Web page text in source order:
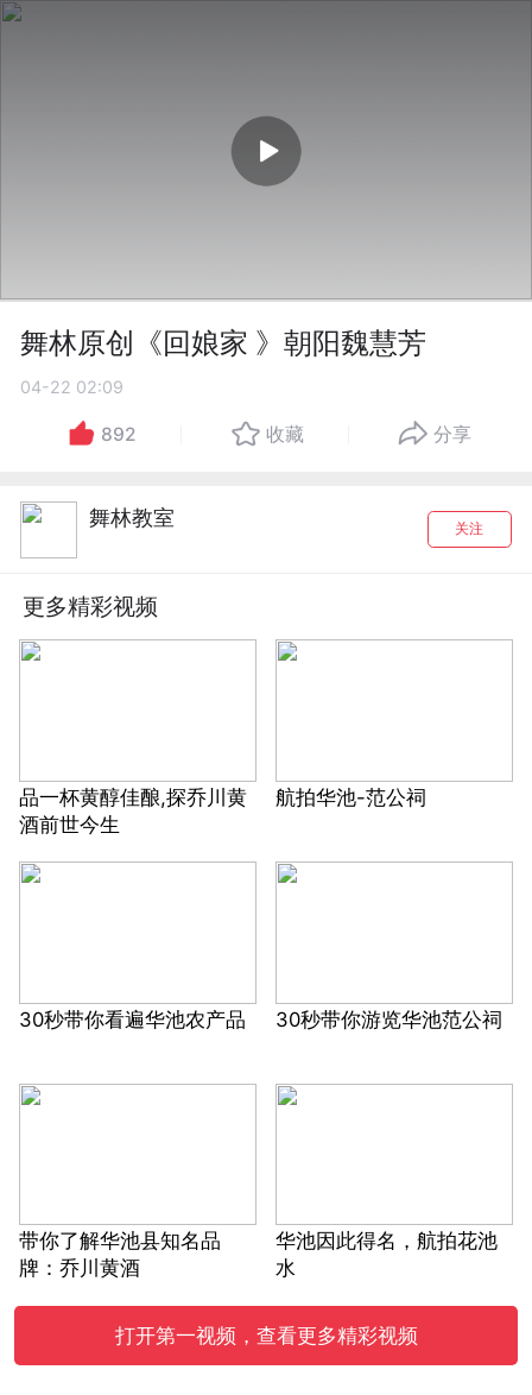
舞林原创《回娘家 》朝阳魏慧芳
04-22 02:09
892 收藏 分享
舞林教室 关注
更多精彩视频
品一杯黄醇佳酿,探乔川黄
酒前世今生
航拍华池-范公祠
30秒带你看遍华池农产品 30秒带你游览华池范公祠
带你了解华池县知名品
牌：乔川黄酒
华池因此得名，航拍花池
水
打开第一视频，查看更多精彩视频